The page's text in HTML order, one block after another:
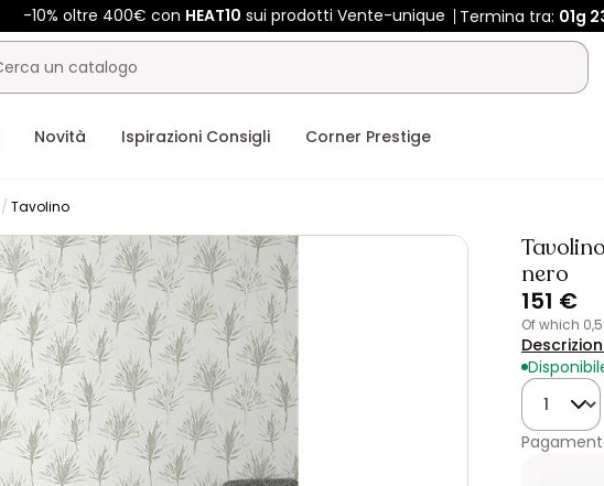
-10% oltre 400€ con HEAT10 sui prodotti Vente-unique Termina tra: 01g
Novità Ispirazioni Consigli Corner Prestige
Tavolino
nero
151 €
of which
Quantità